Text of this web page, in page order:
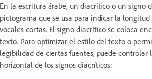
En la escritura árabe, un diacrítico o un signo
pictograma que se usa para indicar la
vocales cortas. El signo diacrítico se coloca
texto. Para optimizar el estilo del texto o
legibilidad de ciertas fuentes, puede controlar
horizontal de los signos diacríticos: